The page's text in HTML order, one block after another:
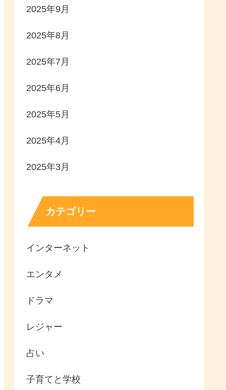
2025年9月
2025年8月
2025年7月
2025年6月
2025年5月
2025年4月
2025年3月
カテゴリー
インターネット
エンタメ
ドラマ
レジャー
占い
子育てと学校